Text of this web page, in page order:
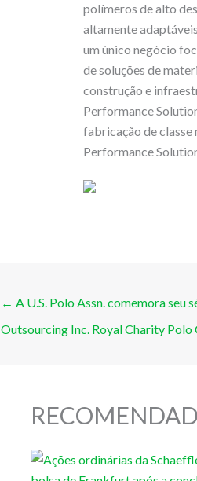
polímeros de alto
altamente
um único negócio
de soluções de
construção e
Performance
fabricação de classe
Performance
← A U.S. Polo Assn. comemora seu
Outsourcing Inc. Royal Charity Polo